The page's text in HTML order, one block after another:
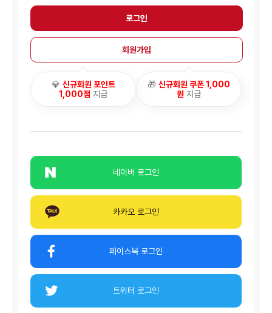
로그인
회원가입
💎 신규회원 포인트
1,000점 지급
🎁 신규회원 쿠폰 1,000
원 지급
네이버 로그인
카카오 로그인
페이스북 로그인
트위터 로그인